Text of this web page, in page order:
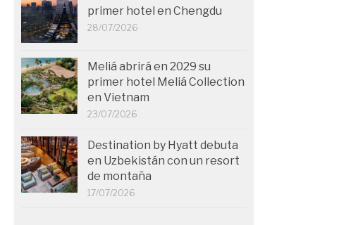
primer hotel en Chengdu
28/07/2026
Meliá abrirá en 2029 su
primer hotel Meliá Collection
en Vietnam
23/07/2026
Destination by Hyatt debuta
en Uzbekistán con un resort
de montaña
17/07/2026